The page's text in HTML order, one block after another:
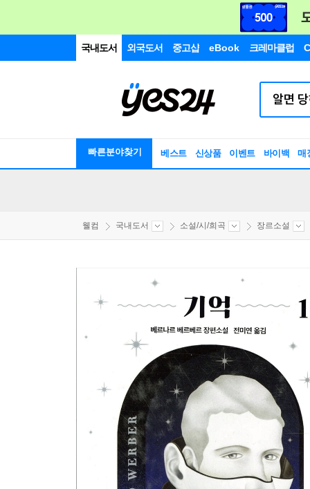
국내도서 외국도서 중고샵 eBook 크레마클럽
빠른분야찾기 베스트 신상품 이벤트 바이백 매
웰컴 국내도서 소설/시/희곡 장르소설